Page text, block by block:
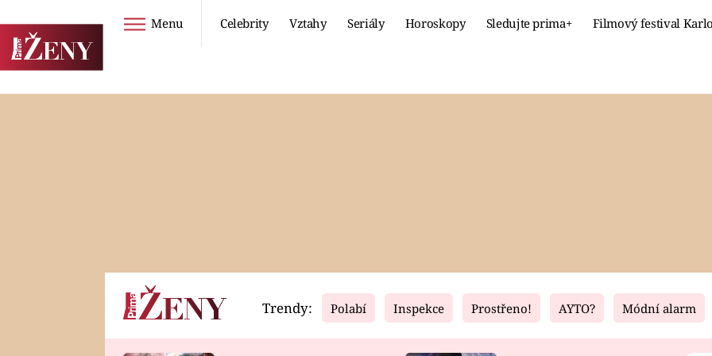
Menu Celebrity Vztahy Seriály Horoskopy Sledujte prima+ Filmový festival
Horoskopy Video Fresh Living
Trendy: Polabí Inspekce Prostřeno! AYTO? Módní alarm